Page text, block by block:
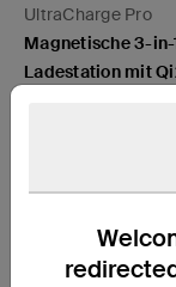
UltraCharge Pro
Magnetische 3-in-
Ladestation mit
Price:
119,99 €
In den Einkaufswagen